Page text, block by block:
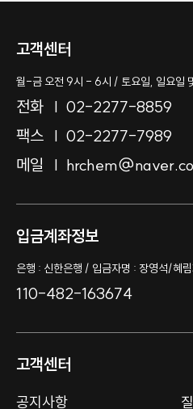
고객센터
월-금 오전 9시 - 6시 / 토요일, 일요일
전화
02-2277-8859
팩스
02-2277-7989
메일
입금계좌정보
은행 : 신한은행 / 입금자명 : 장영석/혜
110-482-163674
고객센터
공지사항